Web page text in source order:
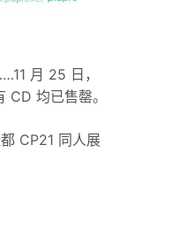
月 25 日，
CD 均已售罄。
CP21 同人展